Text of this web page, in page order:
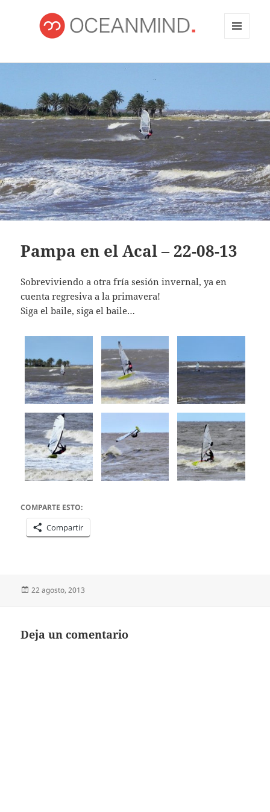
OCEANMIND
WIDGETS
Pampa en el Acal – 22-08-13
Sobreviviendo a otra fría sesión invernal, ya en
cuenta regresiva a la primavera!
Siga el baile, siga el baile…
COMPARTE ESTO:
Compartir
Publicado
22 agosto, 2013
Deja un comentario